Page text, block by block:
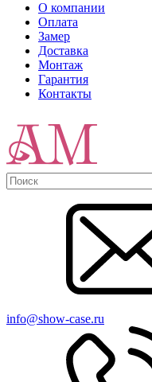
О компании
Оплата
Замер
Доставка
Монтаж
Гарантия
Контакты
info@show-case.ru